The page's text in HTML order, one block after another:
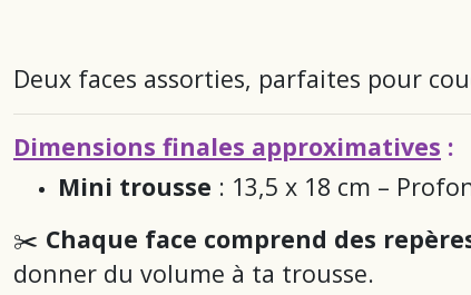
Deux faces assorties, parfaites pour
Dimensions finales approximatives :
Mini trousse : 13,5 x 18 cm –
✂️ Chaque face comprend des
donner du volume à ta trousse.